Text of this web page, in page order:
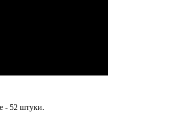
- 52 штуки.